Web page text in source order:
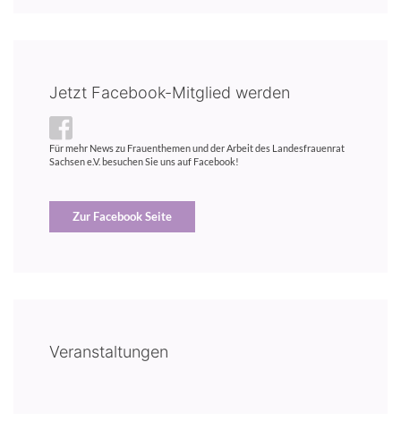
Jetzt Facebook-Mitglied werden
Für mehr News zu Frauenthemen und der Arbeit des Landesfrauenrat
Sachsen e.V. besuchen Sie uns auf Facebook!
Zur Facebook Seite
Veranstaltungen